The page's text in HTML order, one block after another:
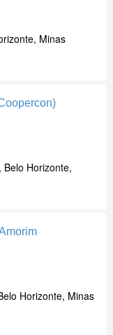
Minas
Horizonte,
Horizonte, Minas